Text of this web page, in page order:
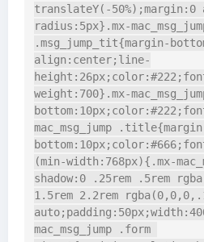
translateY(-50%);margin:0
radius:5px}.mx-
.msg_jump_tit{margin-
align:center;line-
weight:700}.mx-
mac_msg_jump
(min-width:768px){.mx-
shadow:0 .25rem .5rem
1.5rem 2.2rem
mac_msg_jump .form